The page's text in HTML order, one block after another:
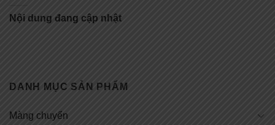
Nội dung đang cập nhật
DANH MỤC SẢN PHẨM
Màng chuyển